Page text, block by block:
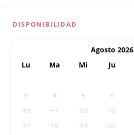
DISPONIBILIDAD
Agosto 2026
Lu
Ma Mi Ju
3
4 5 6
10
11 12 13
17
18 19 20